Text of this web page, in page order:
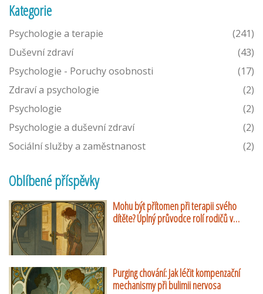
Kategorie
Psychologie a terapie
(241)
Duševní zdraví
(43)
Psychologie - Poruchy osobnosti
(17)
Zdraví a psychologie
(2)
Psychologie
(2)
Psychologie a duševní zdraví
(2)
Sociální služby a zaměstnanost
(2)
Oblíbené příspěvky
Mohu být přítomen při terapii svého
dítěte? Úplný průvodce rolí rodičů v
Purging chování: Jak léčit kompenzační
mechanismy při bulimii nervosa